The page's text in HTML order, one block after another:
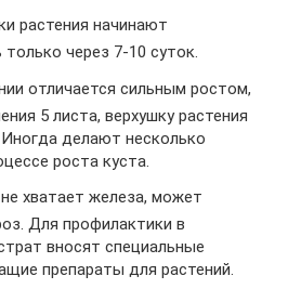
растения начинают
через 7-10 суток.
отличается сильным ростом,
5 листа, верхушку растения
делают несколько
роста куста.
хватает железа, может
Для профилактики в
вносят специальные
препараты для растений.